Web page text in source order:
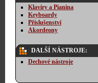
Klavíry a Pianina
Keyboardy
Příslušenství
Akordeony
DALŠÍ NÁSTROJE:
Dechové nástroje